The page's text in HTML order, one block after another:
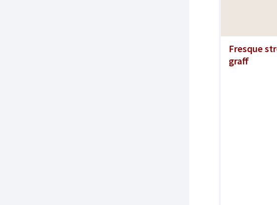
Fresque
graff